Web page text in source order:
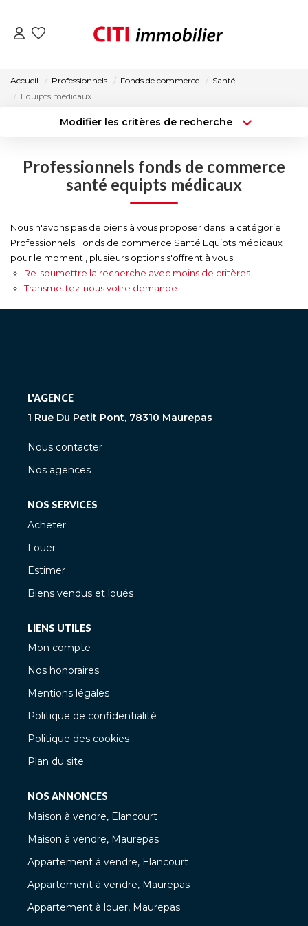
NOS AGENCES
ACTUALITÉS
CONTACT
Accueil Professionnels Fonds de commerce
Santé
Equipts médicaux
Modifier les critères de recherche
Type de bien
Surface min
Créer une alerte
Professionnels fonds de commerce
santé equipts médicaux
Nous n'avons pas de biens à vous proposer dans la catégorie
Professionnels Fonds de commerce Santé Equipts médicaux
pour le moment , plusieurs options s'offrent à vous :
Re-soumettre la recherche avec moins de critères.
Transmettez-nous votre demande
L'AGENCE
1 Rue Du Petit Pont, 78310 Maurepas
Nous contacter
Nos agences
NOS SERVICES
Acheter
Louer
Estimer
Biens vendus et loués
LIENS UTILES
Mon compte
Nos honoraires
Mentions légales
Politique de confidentialité
Politique des cookies
Plan du site
NOS ANNONCES
Maison à vendre, Elancourt
Maison à vendre, Maurepas
Appartement à vendre, Elancourt
Appartement à vendre, Maurepas
Appartement à louer, Maurepas